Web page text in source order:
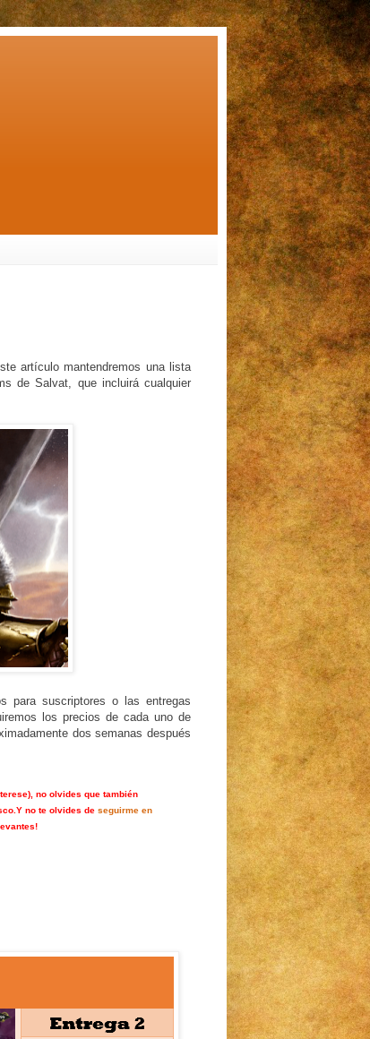
artículo mantendremos una lista
de Salvat, que incluirá cualquier
para suscriptores o las entregas
los precios de cada uno de
dos semanas después
no olvides que también
Y no te olvides de seguirme en